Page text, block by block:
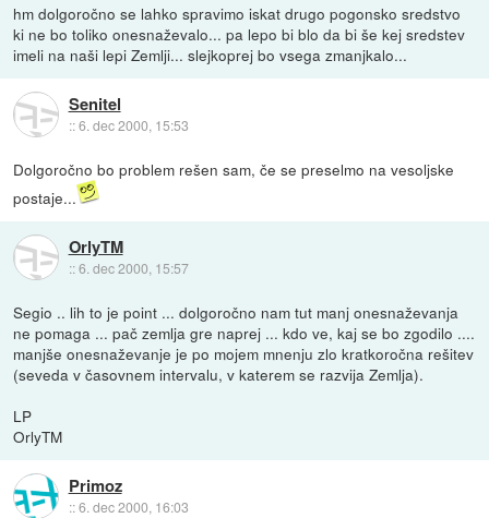
hm dolgoročno se lahko spravimo iskat drugo pogonsko sredstvo
ki ne bo toliko onesnaževalo... pa lepo bi blo da bi še kej sredstev
imeli na naši lepi Zemlji... slejkoprej bo vsega zmanjkalo...
Senitel
::6. dec 2000, 15:53
Dolgoročno bo problem rešen sam, če se preselmo na vesoljske
postaje...
OrlyTM
::6. dec 2000, 15:57
Segio .. lih to je point ... dolgoročno nam tut manj onesnaževanja
ne pomaga ... pač zemlja gre naprej ... kdo ve, kaj se bo zgodilo ....
manjše onesnaževanje je po mojem mnenju zlo kratkoročna rešitev
(seveda v časovnem intervalu, v katerem se razvija Zemlja).
LP
OrlyTM
Primoz
::6. dec 2000, 16:03